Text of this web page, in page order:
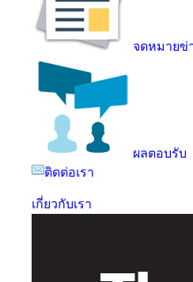
จดหมายข่
ผลตอบรับ
ติดต่อเรา
เกี่ยวกับเรา